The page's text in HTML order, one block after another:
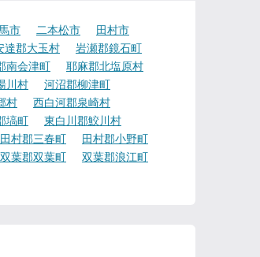
市 二本松市
田村市
達郡大玉村
岩瀬郡鏡石町
南会津町
耶麻郡北塩原村
川村
河沼郡柳津町
村
西白河郡泉崎村
塙町
東白川郡鮫川村
田村郡三春町
田村郡小野町
双葉郡双葉町
双葉郡浪江町